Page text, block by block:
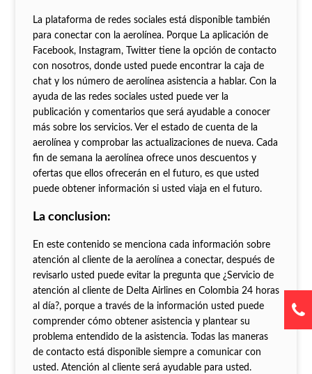
La plataforma de redes sociales está disponible también
para conectar con la aerolínea. Porque La aplicación de
Facebook, Instagram, Twitter tiene la opción de contacto
con nosotros, donde usted puede encontrar la caja de
chat y los número de aerolínea asistencia a hablar. Con la
ayuda de las redes sociales usted puede ver la
publicación y comentarios que será ayudable a conocer
más sobre los servicios. Ver el estado de cuenta de la
aerolínea y comprobar las actualizaciones de nueva. Cada
fin de semana la aerolínea ofrece unos descuentos y
ofertas que ellos ofrecerán en el futuro, es que usted
puede obtener información si usted viaja en el futuro.
La conclusion:
En este contenido se menciona cada información sobre
atención al cliente de la aerolínea a conectar, después de
revisarlo usted puede evitar la pregunta que ¿Servicio de
atención al cliente de Delta Airlines en Colombia 24 horas
al día?, porque a través de la información usted puede
comprender cómo obtener asistencia y plantear su
problema entendido de la asistencia. Todas las maneras
de contacto está disponible siempre a comunicar con
usted. Atención al cliente será ayudable para usted.